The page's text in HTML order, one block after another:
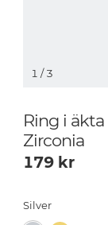
1 / 3
Ring i
Zirconia
179 kr
Silver